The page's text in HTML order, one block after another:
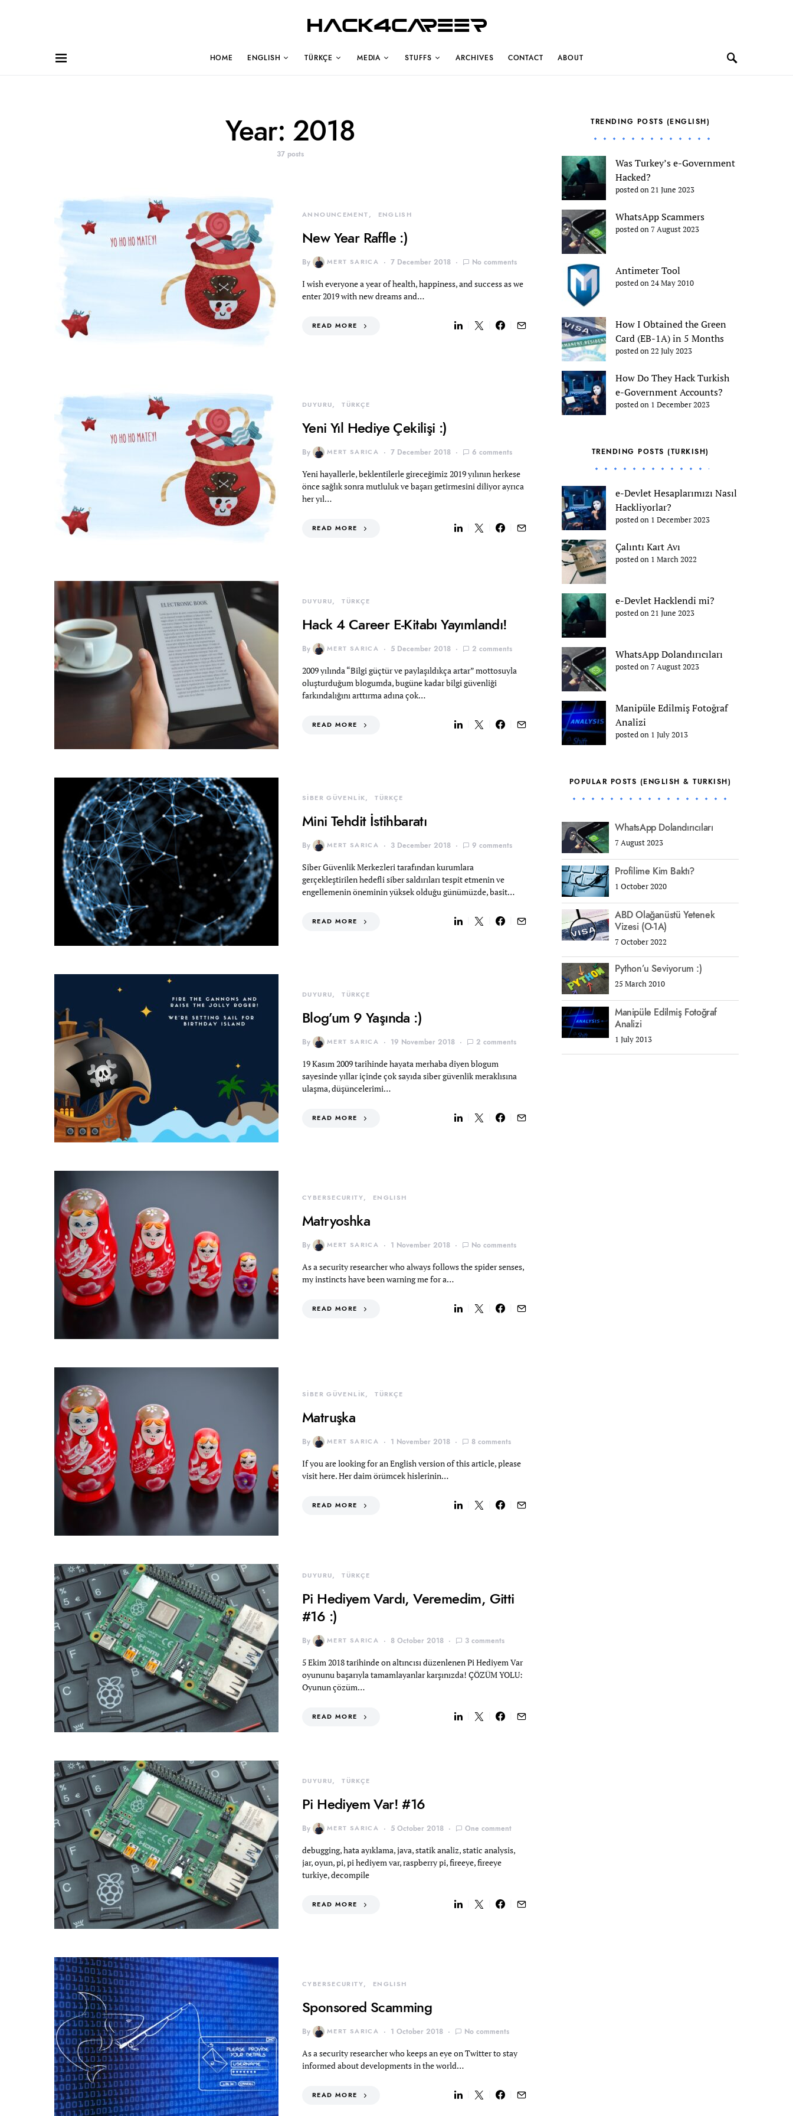
Hack4Career
HOME ENGLISH TÜRKÇE MEDIA STUFFS ARCHIVES CONTACT ABOUT
Year: 2018
37 posts
ANNOUNCEMENT ENGLISH
New Year Raffle :)
By MERT SARICA 7 December 2018 No comments
I wish everyone a year of health, happiness, and success as we
enter 2019 with new dreams and…
READ MORE
DUYURU TÜRKÇE
Yeni Yıl Hediye Çekilişi :)
By MERT SARICA 7 December 2018 6 comments
Yeni hayallerle, beklentilerle gireceğimiz 2019 yılının herkese
önce sağlık sonra mutluluk ve başarı getirmesini diliyor ayrıca
her yıl…
READ MORE
DUYURU TÜRKÇE
Hack 4 Career E-Kitabı Yayımlandı!
By MERT SARICA 5 December 2018 2 comments
2009 yılında “Bilgi güçtür ve paylaşıldıkça artar” mottosuyla
oluşturduğum blogumda, bugüne kadar bilgi güvenliği
farkındalığını arttırma adına çok…
READ MORE
SİBER GÜVENLİK TÜRKÇE
Mini Tehdit İstihbaratı
By MERT SARICA 3 December 2018 9 comments
Siber Güvenlik Merkezleri tarafından kurumlara
gerçekleştirilen hedefli siber saldırıları tespit etmenin ve
engellemenin öneminin yüksek olduğu günümüzde, basit…
READ MORE
DUYURU TÜRKÇE
Blog’um 9 Yaşında :)
By MERT SARICA 19 November 2018 2 comments
19 Kasım 2009 tarihinde hayata merhaba diyen blogum
sayesinde yıllar içinde çok sayıda siber güvenlik meraklısına
ulaşma, düşüncelerimi…
READ MORE
CYBERSECURITY ENGLISH
Matryoshka
By MERT SARICA 1 November 2018 No comments
As a security researcher who always follows the spider senses,
my instincts have been warning me for a…
READ MORE
SİBER GÜVENLİK TÜRKÇE
Matruşka
By MERT SARICA 1 November 2018 8 comments
If you are looking for an English version of this article, please
visit here. Her daim örümcek hislerinin…
READ MORE
DUYURU TÜRKÇE
Pi Hediyem Vardı, Veremedim, Gitti
#16 :)
By MERT SARICA 8 October 2018 3 comments
5 Ekim 2018 tarihinde on altıncısı düzenlenen Pi Hediyem Var
oyununu başarıyla tamamlayanlar karşınızda! ÇÖZÜM YOLU:
Oyunun çözüm…
READ MORE
DUYURU TÜRKÇE
Pi Hediyem Var! #16
By MERT SARICA 5 October 2018 One comment
debugging, hata ayıklama, java, statik analiz, static analysis,
jar, oyun, pi, pi hediyem var, raspberry pi, fireeye, fireeye
turkiye, decompile
READ MORE
CYBERSECURITY ENGLISH
Sponsored Scamming
By MERT SARICA 1 October 2018 No comments
As a security researcher who keeps an eye on Twitter to stay
informed about developments in the world…
READ MORE
TRENDING POSTS (ENGLISH)
Was Turkey’s e-Government
Hacked?
posted on 21 June 2023
WhatsApp Scammers
posted on 7 August 2023
Antimeter Tool
posted on 24 May 2010
How I Obtained the Green
Card (EB-1A) in 5 Months
posted on 22 July 2023
How Do They Hack Turkish
e-Government Accounts?
posted on 1 December 2023
TRENDING POSTS (TURKISH)
e-Devlet Hesaplarımızı Nasıl
Hackliyorlar?
posted on 1 December 2023
Çalıntı Kart Avı
posted on 1 March 2022
e-Devlet Hacklendi mi?
posted on 21 June 2023
WhatsApp Dolandırıcıları
posted on 7 August 2023
Manipüle Edilmiş Fotoğraf
Analizi
posted on 1 July 2013
POPULAR POSTS (ENGLISH & TURKISH)
WhatsApp Dolandırıcıları
7 August 2023
Profilime Kim Baktı?
1 October 2020
ABD Olağanüstü Yetenek
Vizesi (O-1A)
7 October 2022
Python’u Seviyorum :)
25 March 2010
Manipüle Edilmiş Fotoğraf
Analizi
1 July 2013